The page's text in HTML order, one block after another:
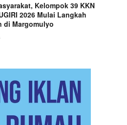
Kelompok 39 KKN
2026 Mulai Langkah
di Margomulyo